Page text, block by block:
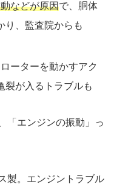
などが原因で、胴体
り、監査院からも
ーターを動かすアク
裂が入るトラブルも
「エンジンの振動」っ
製。エンジントラブル